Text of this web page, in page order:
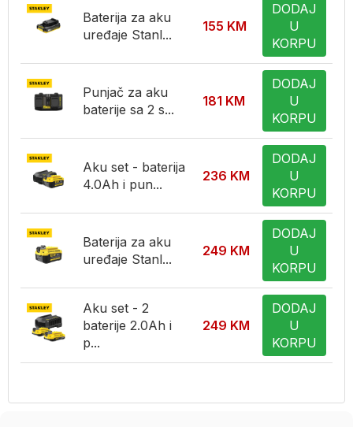
Baterija za aku
uređaje Stanl...
155 KM
DODAJ
U
KORPU
Punjač za aku
baterije sa 2 s...
181 KM
DODAJ
U
KORPU
Aku set - baterija
4.0Ah i pun...
236 KM
DODAJ
U
KORPU
Baterija za aku
uređaje Stanl...
249 KM
DODAJ
U
KORPU
Aku set - 2
baterije 2.0Ah i
p...
249 KM
DODAJ
U
KORPU